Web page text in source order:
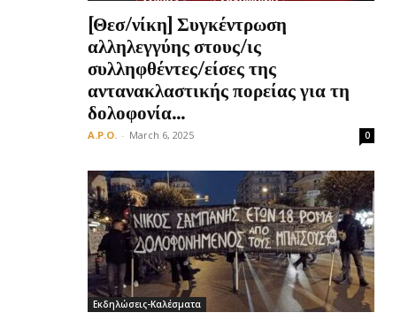
[Θεσ/νίκη] Συγκέντρωση
αλληλεγγύης στους/ις
συλληφθέντες/είσες της
αντανακλαστικής πορείας για τη
δολοφονία...
A.P.O. - March 6, 2025 0
Εκδηλώσεις-Καλέσματα